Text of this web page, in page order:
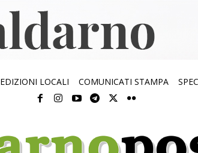
EDIZIONI LOCALI COMUNICATI STAMPA